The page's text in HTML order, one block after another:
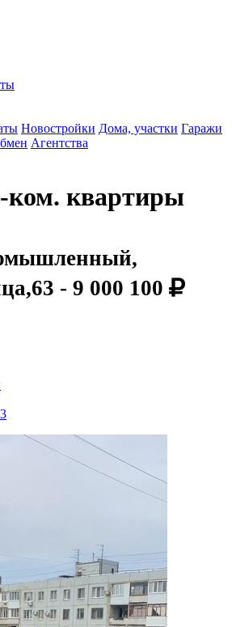
Новостройки Дома, участки Гаражи
Агентства
ком. квартиры
- 9 000 100